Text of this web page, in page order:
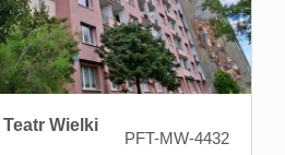
Teatr Wielki
PFT-MW-4432